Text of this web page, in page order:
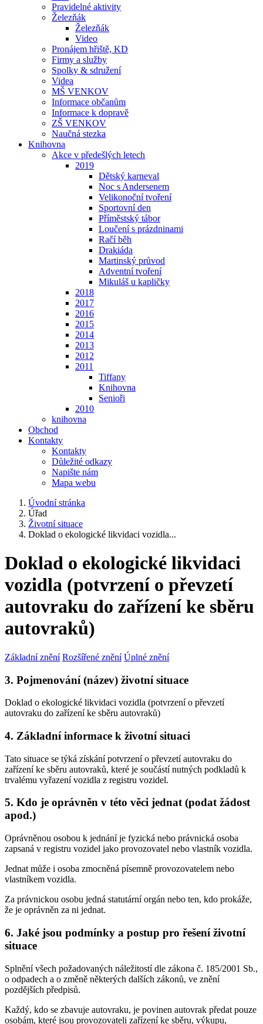
Pravidelné aktivity
Železňák
Železňák
Video
Pronájem hřiště, KD
Firmy a služby
Spolky & sdružení
Videa
MŠ VENKOV
Informace občanům
Informace k dopravě
ZŠ VENKOV
Naučná stezka
Knihovna
Akce v předešlých letech
2019
Dětský karneval
Noc s Andersenem
Velikonoční tvoření
Sportovní den
Příměstský tábor
Loučení s prázdninami
Račí běh
Drakiáda
Martinský průvod
Adventní tvoření
Mikuláš u kapličky
2018
2017
2016
2015
2014
2013
2012
2011
Tiffany
Knihovna
Senioři
2010
knihovna
Obchod
Kontakty
Kontakty
Důležité odkazy
Napište nám
Mapa webu
Úvodní stránka
Úřad
Životní situace
Doklad o ekologické likvidaci vozidla...
Doklad o ekologické likvidaci
vozidla (potvrzení o převzetí
autovraku do zařízení ke sběru
autovraků)
Základní znění Rozšířené znění Úplné znění
3. Pojmenování (název) životní situace
Doklad o ekologické likvidaci vozidla (potvrzení o převzetí
autovraku do zařízení ke sběru autovraků)
4. Základní informace k životní situaci
Tato situace se týká získání potvrzení o převzetí autovraku do
zařízení ke sběru autovraků, které je součástí nutných podkladů k
trvalému vyřazení vozidla z registru vozidel.
5. Kdo je oprávněn v této věci jednat (podat žádost
apod.)
Oprávněnou osobou k jednání je fyzická nebo právnická osoba
zapsaná v registru vozidel jako provozovatel nebo vlastník vozidla.
Jednat může i osoba zmocněná písemně provozovatelem nebo
vlastníkem vozidla.
Za právnickou osobu jedná statutární orgán nebo ten, kdo prokáže,
že je oprávněn za ni jednat.
6. Jaké jsou podmínky a postup pro řešení životní
situace
Splnění všech požadovaných náležitostí dle zákona č. 185/2001 Sb.,
o odpadech a o změně některých dalších zákonů, ve znění
pozdějších předpisů.
Každý, kdo se zbavuje autovraku, je povinen autovrak předat pouze
osobám, které jsou provozovateli zařízení ke sběru, výkupu,